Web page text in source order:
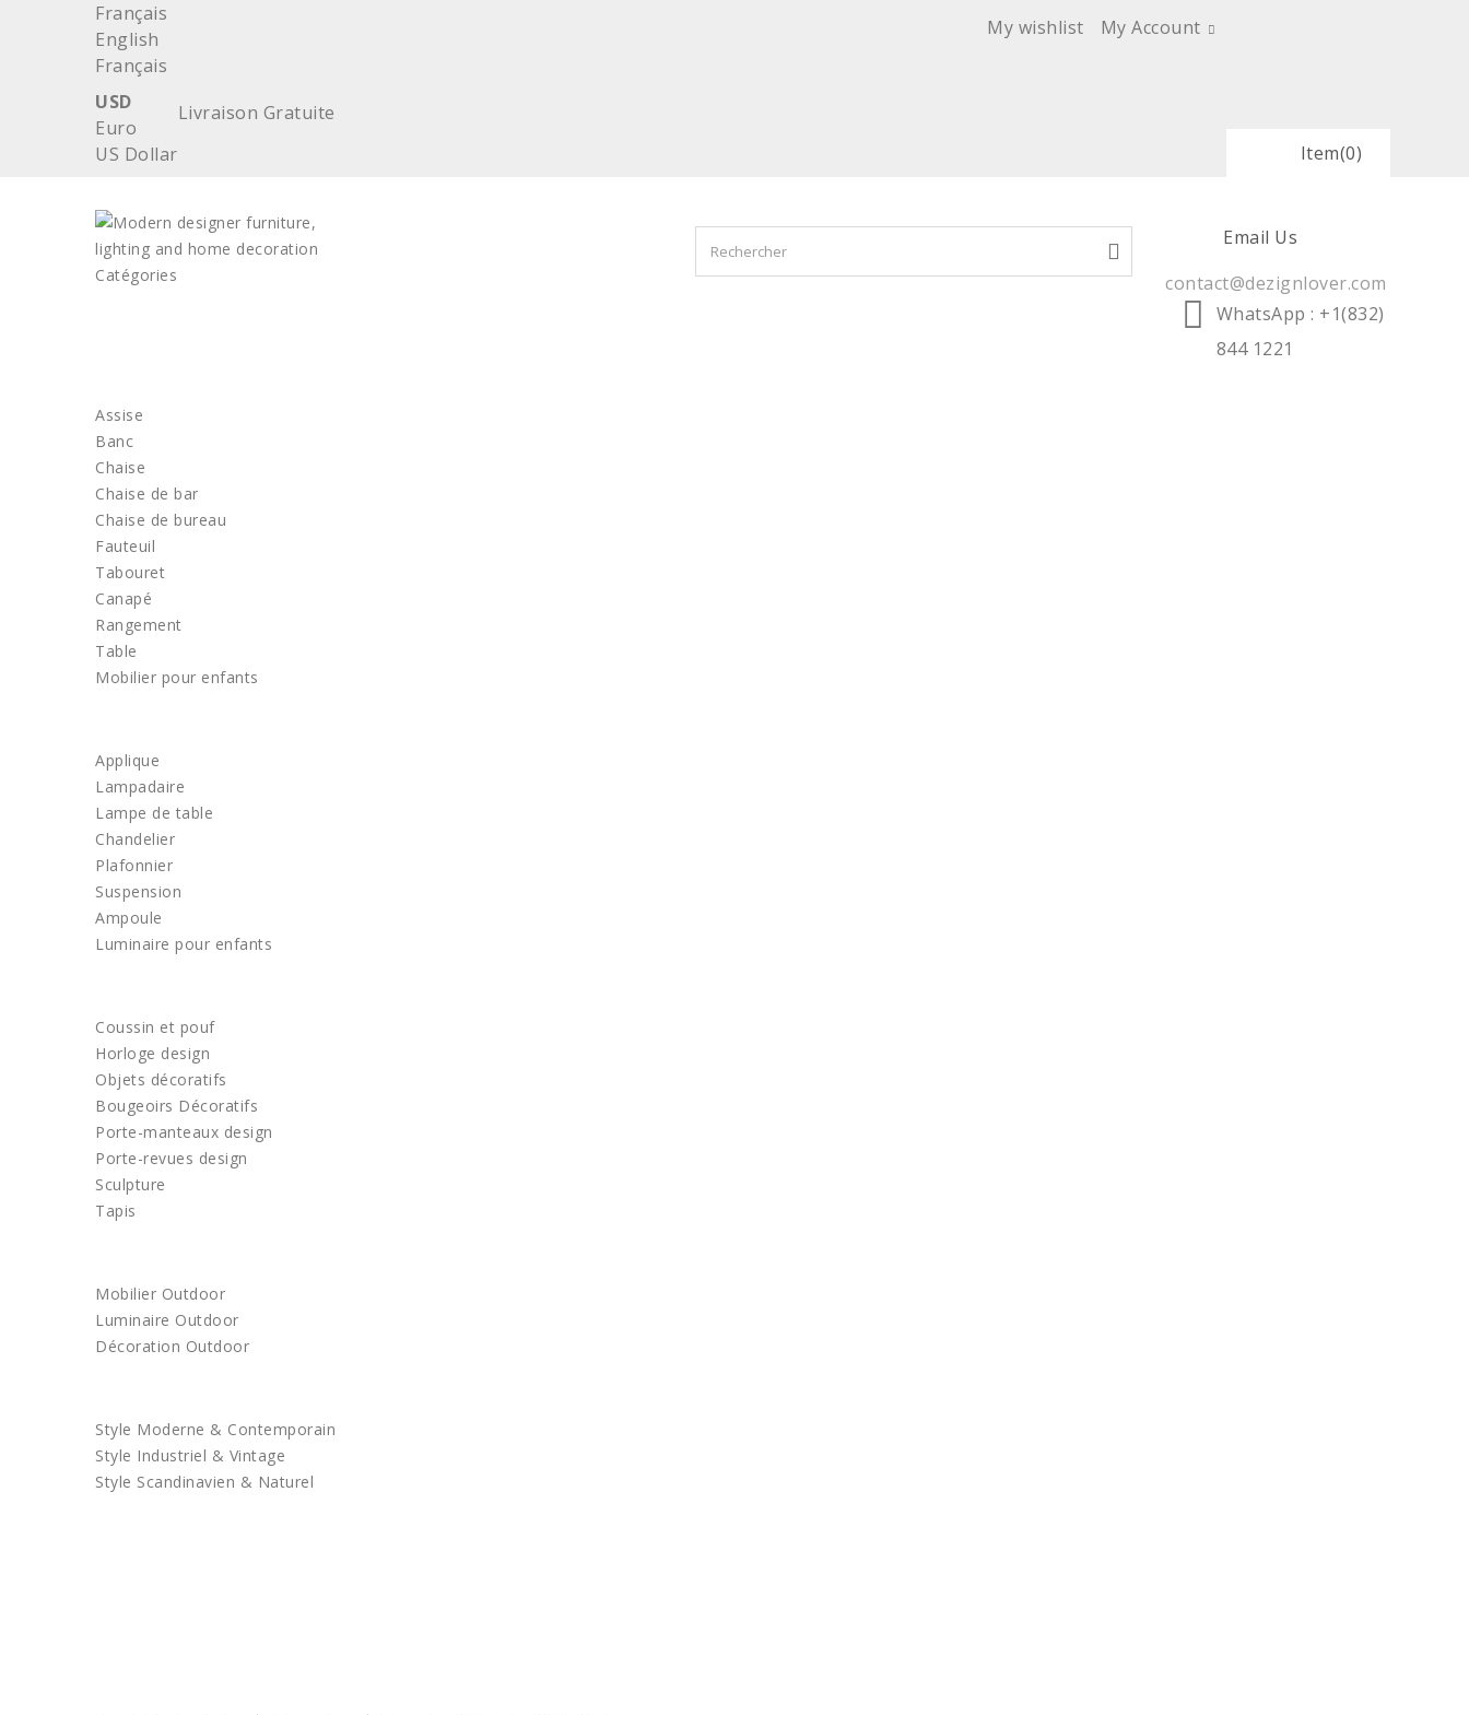
My wishlist My Account
Français
English
Français
USD
Euro
US Dollar
Livraison Gratuite
Item(0)
Email Us
contact@dezignlover.com
WhatsApp : +1(832)
844 1221
Catégories
Assise
Banc
Chaise
Chaise de bar
Chaise de bureau
Fauteuil
Tabouret
Canapé
Rangement
Table
Mobilier pour enfants
Applique
Lampadaire
Lampe de table
Chandelier
Plafonnier
Suspension
Ampoule
Luminaire pour enfants
Coussin et pouf
Horloge design
Objets décoratifs
Bougeoirs Décoratifs
Porte-manteaux design
Porte-revues design
Sculpture
Tapis
Mobilier Outdoor
Luminaire Outdoor
Décoration Outdoor
Style Moderne & Contemporain
Style Industriel & Vintage
Style Scandinavien & Naturel